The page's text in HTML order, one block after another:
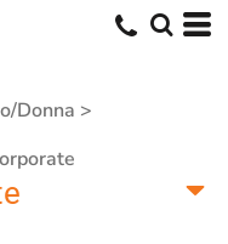
Donna >